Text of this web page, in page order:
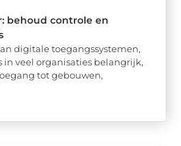
behoud controle en
digitale toegangssystemen,
in veel organisaties belangrijk,
tot gebouwen,